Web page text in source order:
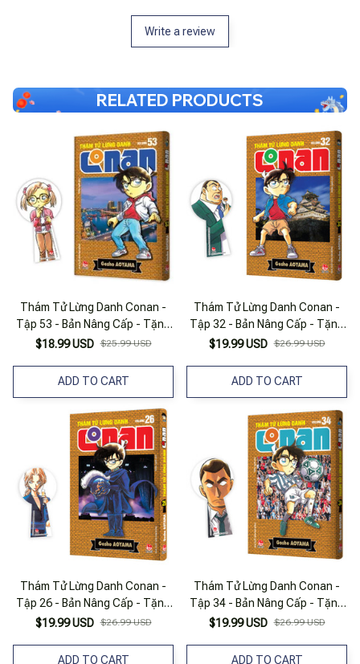
Write a review
RELATED PRODUCTS
Thám Tử Lừng Danh Conan -
Tập 53 - Bản Nâng Cấp - Tặng
Kèm Bookmark
$18.99 USD $25.99 USD
ADD TO CART
Thám Tử Lừng Danh Conan -
Tập 32 - Bản Nâng Cấp - Tặng
Kèm Bookmark
$19.99 USD $26.99 USD
ADD TO CART
Thám Tử Lừng Danh Conan -
Tập 26 - Bản Nâng Cấp - Tặng
Kèm Bookmark
$19.99 USD $26.99 USD
ADD TO CART
Thám Tử Lừng Danh Conan -
Tập 34 - Bản Nâng Cấp - Tặng
Kèm Bookmark
$19.99 USD $26.99 USD
ADD TO CART